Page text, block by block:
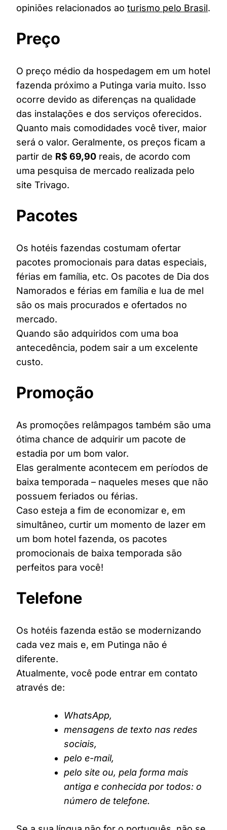
opiniões relacionados ao turismo pelo Brasil.
Preço
O preço médio da hospedagem em um hotel
fazenda próximo a Putinga varia muito. Isso
ocorre devido as diferenças na qualidade
das instalações e dos serviços oferecidos.
Quanto mais comodidades você tiver, maior
será o valor. Geralmente, os preços ficam a
partir de R$ 69,90 reais, de acordo com
uma pesquisa de mercado realizada pelo
site Trivago.
Pacotes
Os hotéis fazendas costumam ofertar
pacotes promocionais para datas especiais,
férias em família, etc. Os pacotes de Dia dos
Namorados e férias em família e lua de mel
são os mais procurados e ofertados no
mercado.
Quando são adquiridos com uma boa
antecedência, podem sair a um excelente
custo.
Promoção
As promoções relâmpagos também são uma
ótima chance de adquirir um pacote de
estadia por um bom valor.
Elas geralmente acontecem em períodos de
baixa temporada – naqueles meses que não
possuem feriados ou férias.
Caso esteja a fim de economizar e, em
simultâneo, curtir um momento de lazer em
um bom hotel fazenda, os pacotes
promocionais de baixa temporada são
perfeitos para você!
Telefone
Os hotéis fazenda estão se modernizando
cada vez mais e, em Putinga não é
diferente.
Atualmente, você pode entrar em contato
através de:
WhatsApp,
mensagens de texto nas redes
sociais,
pelo e-mail,
pelo site ou, pela forma mais
antiga e conhecida por todos: o
número de telefone.